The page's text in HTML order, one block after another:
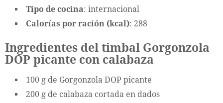
Tipo de cocina: internacional
Calorías por ración (kcal): 288
Ingredientes del timbal Gorgonzola
DOP picante con calabaza
100 g de Gorgonzola DOP picante
200 g de calabaza cortada en dados